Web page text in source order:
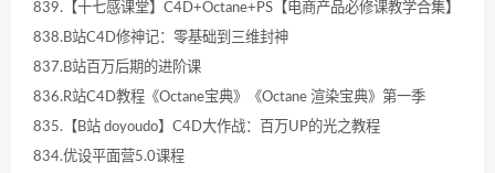
839.【十七感课堂】C4D+Octane+PS【电商产品必修课教学合集】
838.B站C4D修神记：零基础到三维封神
837.B站百万后期的进阶课
836.R站C4D教程《Octane宝典》《Octane 渲染宝典》第一季
835.【B站 doyoudo】C4D大作战：百万UP的光之教程
834.优设平面营5.0课程